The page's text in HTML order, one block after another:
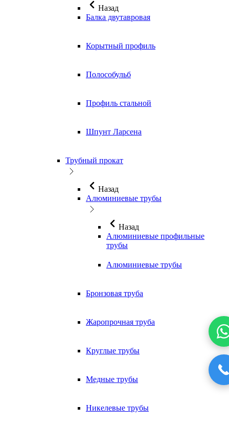
Назад
Балка двутавровая
Корытный профиль
Полособульб
Профиль стальной
Шпунт Ларсена
Трубный прокат
Назад
Алюминиевые трубы
Назад
Алюминиевые профильные
трубы
Алюминиевые трубы
Бронзовая труба
Жаропрочная труба
Круглые трубы
Медные трубы
Никелевые трубы